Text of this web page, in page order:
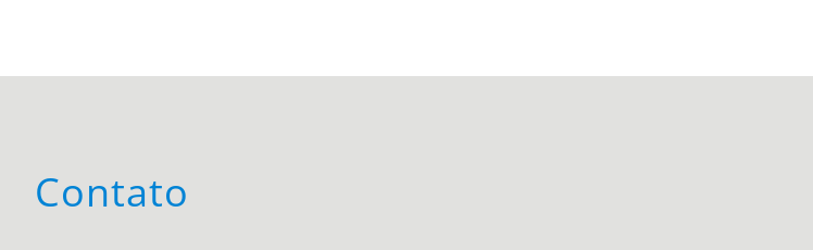
Contato